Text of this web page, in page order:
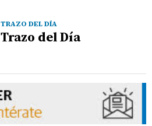
TRAZO DEL DÍA
Trazo del Día